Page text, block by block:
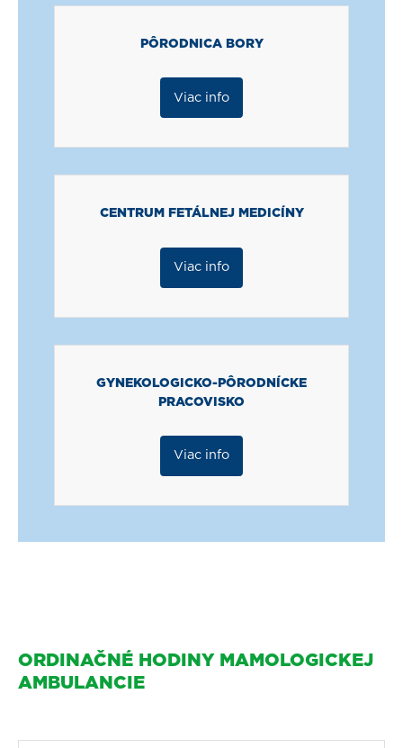
PÔRODNICA BORY
Viac info
CENTRUM FETÁLNEJ MEDICÍNY
Viac info
GYNEKOLOGICKO-PÔRODNÍCKE
PRACOVISKO
Viac info
ORDINAČNÉ HODINY MAMOLOGICKEJ
AMBULANCIE